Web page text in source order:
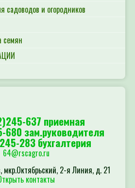
садоводов и огородников
семян
637 приемная
зам.руководителя
283 бухгалтерия
64@rscagro.ru
мкр.Октябрьский, 2-я Линия, д. 21
контакты